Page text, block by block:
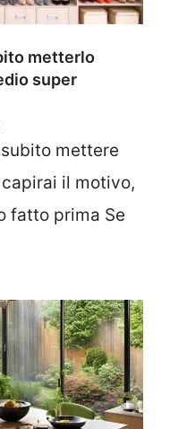
metterlo
super
mettere
capirai il motivo,
fatto prima Se